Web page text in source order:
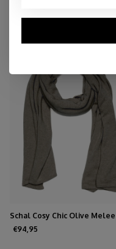
You
Schal Cosy Chic Olive Melee
€94,95